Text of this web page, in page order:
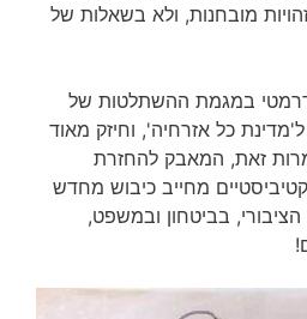
מובחנות, ולא בשאלות של
שינוי דרמטי במגמת ההשתלטות של
כל אזרחיה', וחיזק מאוד
זאת, המאבק להחזרת
מחייב כיבוש מחדש
בביטחון ובמשפט,